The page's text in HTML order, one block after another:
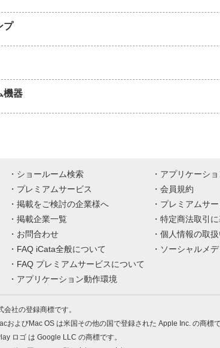
プ
機器
ショールーム検索
プレミアムサービス
掲載をご検討の企業様へ
掲載企業一覧
お問合わせ
FAQ iCata全般について
FAQ プレミアムサービスについて
アプリケーション動作環境
アプリケーシ
会員規約
プレミアムサ
特定商法取引
個人情報の取
ソーシャルメ
社の登録商標です。
よびMac OS は米国その他の国で登録された Apple Inc. の商標
ロゴ は Google LLC の商標です。